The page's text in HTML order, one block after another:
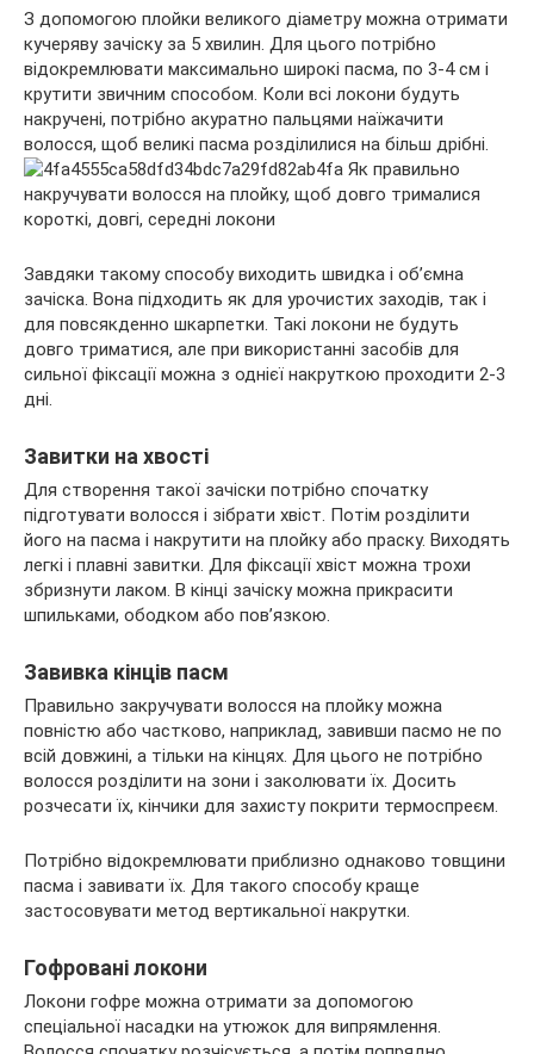
З допомогою плойки великого діаметру можна отримати
кучеряву зачіску за 5 хвилин. Для цього потрібно
відокремлювати максимально широкі пасма, по 3-4 см і
крутити звичним способом. Коли всі локони будуть
накручені, потрібно акуратно пальцями наїжачити
волосся, щоб великі пасма розділилися на більш дрібні.
Завдяки такому способу виходить швидка і об’ємна
зачіска. Вона підходить як для урочистих заходів, так і
для повсякденно шкарпетки. Такі локони не будуть
довго триматися, але при використанні засобів для
сильної фіксації можна з однієї накруткою проходити 2-3
дні.
Завитки на хвості
Для створення такої зачіски потрібно спочатку
підготувати волосся і зібрати хвіст. Потім розділити
його на пасма і накрутити на плойку або праску. Виходять
легкі і плавні завитки. Для фіксації хвіст можна трохи
збризнути лаком. В кінці зачіску можна прикрасити
шпильками, ободком або пов’язкою.
Завивка кінців пасм
Правильно закручувати волосся на плойку можна
повністю або частково, наприклад, завивши пасмо не по
всій довжині, а тільки на кінцях. Для цього не потрібно
волосся розділити на зони і заколювати їх. Досить
розчесати їх, кінчики для захисту покрити термоспреєм.
Потрібно відокремлювати приблизно однаково товщини
пасма і завивати їх. Для такого способу краще
застосовувати метод вертикальної накрутки.
Гофровані локони
Локони гофре можна отримати за допомогою
спеціальної насадки на утюжок для випрямлення.